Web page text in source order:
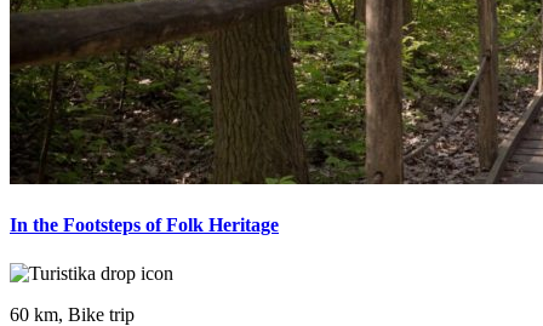
In the Footsteps of Folk Heritage
60 km, Bike trip